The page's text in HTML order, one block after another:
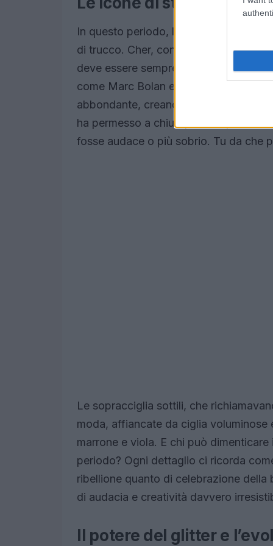
In questo periodo, le celebrità hanno
di trucco. Cher, con il suo look
deve essere sempre pesante per
come Marc Bolan e le modelle delle
abbondante, creando look scintillanti
ha permesso a chiunque di esprimere
fosse audace o più sobrio. Tu da che
Le sopracciglia sottili, che
moda, affiancate da ciglia
marrone e viola. E chi può
periodo? Ogni dettaglio ci ricorda
ribellione quanto di celebrazione della
di audacia e creatività davvero
Il potere del glitter e